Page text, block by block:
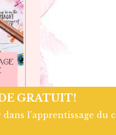
Page
les tampons Chou
Retrouve le